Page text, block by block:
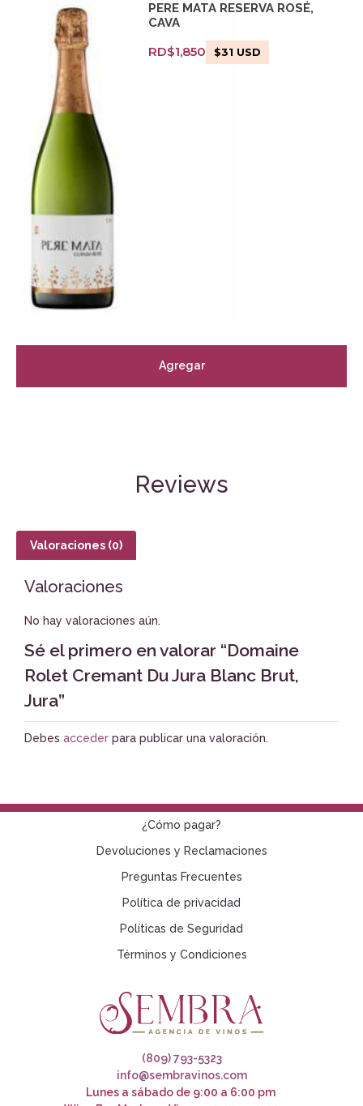
PERE MATA RESERVA ROSÉ,
CAVA
RD$1,850 $31 USD
Agregar
Reviews
Valoraciones (0)
Valoraciones
No hay valoraciones aún.
Sé el primero en valorar “Domaine
Rolet Cremant Du Jura Blanc Brut,
Jura”
Debes acceder para publicar una valoración.
¿Cómo pagar?
Devoluciones y Reclamaciones
Preguntas Frecuentes
Política de privacidad
Políticas de Seguridad
Términos y Condiciones
(809) 793-5323
info@sembravinos.com
Lunes a sábado de 9:00 a 6:00 pm